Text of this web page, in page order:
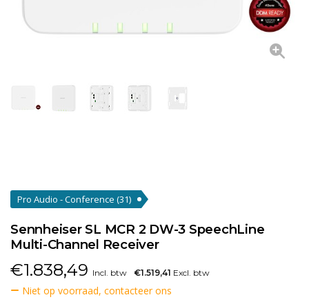
Pro Audio - Conference (31)
Sennheiser SL MCR 2 DW-3 SpeechLine
Multi-Channel Receiver
€1.838,49 Incl. btw €1.519,41 Excl. btw
Niet op voorraad, contacteer ons